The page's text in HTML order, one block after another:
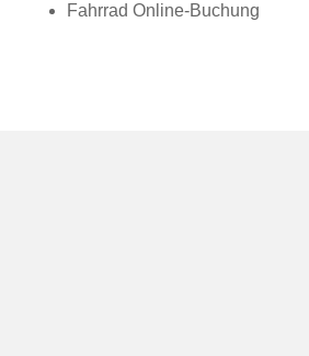
Fahrrad Online-Buchung